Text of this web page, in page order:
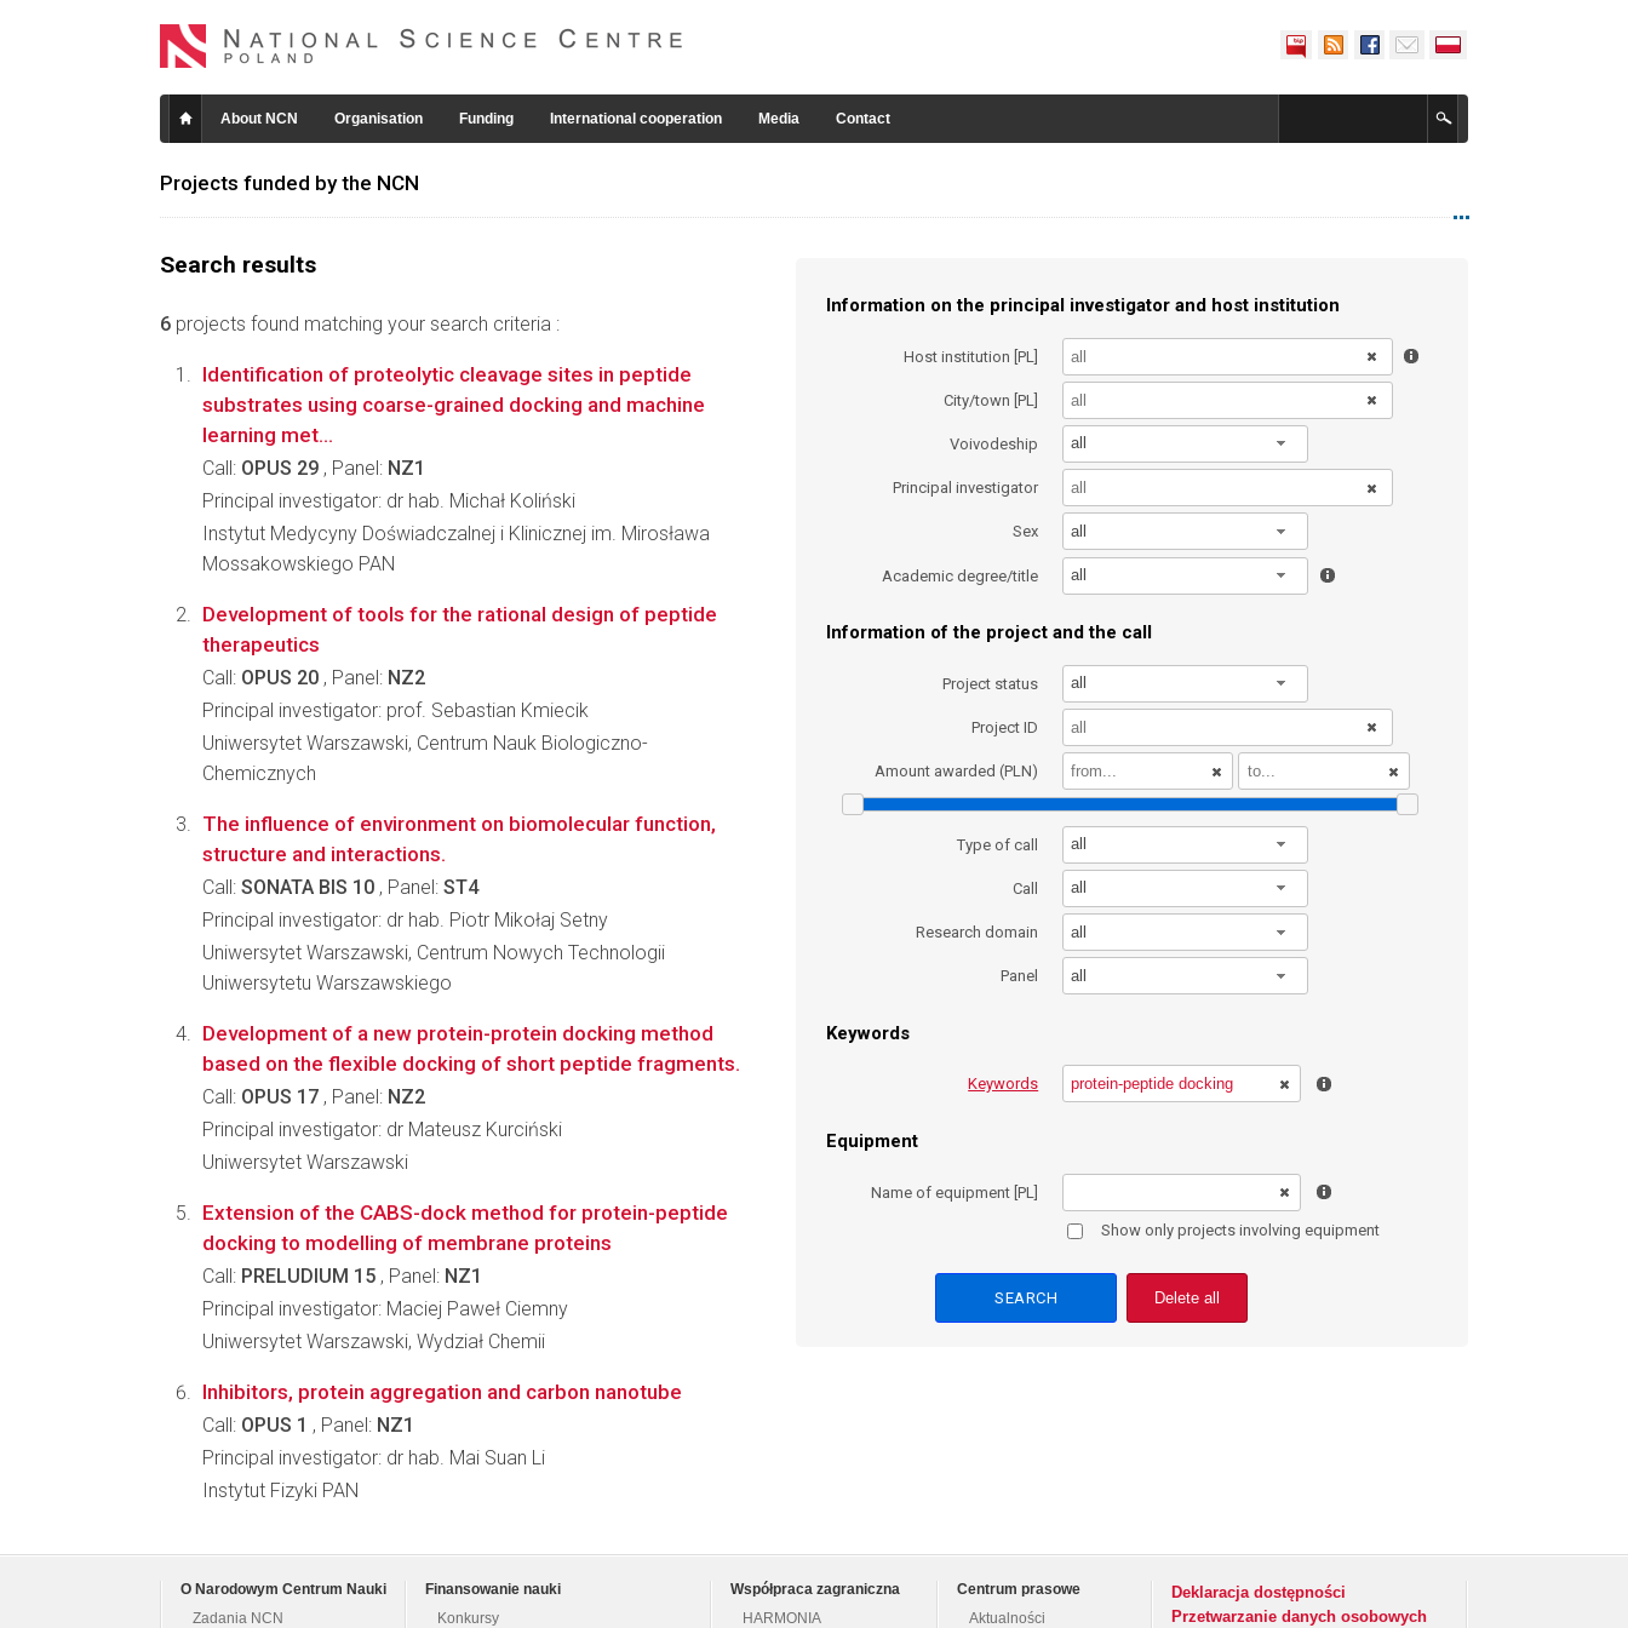
About NCN Organisation Funding International cooperation Media Contact
Projects funded by the NCN
Search results
6 projects found matching your search criteria :
Information on the principal investigator and host institution
Host institution [PL]
City/town [PL]
Voivodeship all
Principal investigator
Sex all
Academic degree/title all
Information of the project and the call
Project status all
Project ID
Amount awarded (PLN)
Type of call all
Call all
Research domain all
Panel all
Keywords
Keywords
Equipment
Name of equipment [PL]
Show only projects involving equipment
Delete all
Identification of proteolytic cleavage sites in peptide
substrates using coarse-grained docking and machine
learning met...
Call: OPUS 29 , Panel: NZ1
Principal investigator: dr hab. Michał Koliński
Instytut Medycyny Doświadczalnej i Klinicznej im. Mirosława
Mossakowskiego PAN
Development of tools for the rational design of peptide
therapeutics
Call: OPUS 20 , Panel: NZ2
Principal investigator: prof. Sebastian Kmiecik
Uniwersytet Warszawski, Centrum Nauk Biologiczno-
Chemicznych
The influence of environment on biomolecular function,
structure and interactions.
Call: SONATA BIS 10 , Panel: ST4
Principal investigator: dr hab. Piotr Mikołaj Setny
Uniwersytet Warszawski, Centrum Nowych Technologii
Uniwersytetu Warszawskiego
Development of a new protein-protein docking method
based on the flexible docking of short peptide fragments.
Call: OPUS 17 , Panel: NZ2
Principal investigator: dr Mateusz Kurciński
Uniwersytet Warszawski
Extension of the CABS-dock method for protein-peptide
docking to modelling of membrane proteins
Call: PRELUDIUM 15 , Panel: NZ1
Principal investigator: Maciej Paweł Ciemny
Uniwersytet Warszawski, Wydział Chemii
Inhibitors, protein aggregation and carbon nanotube
Call: OPUS 1 , Panel: NZ1
Principal investigator: dr hab. Mai Suan Li
Instytut Fizyki PAN
O Narodowym Centrum Nauki
Zadania NCN
Finansowanie nauki
Konkursy
Współpraca zagraniczna
HARMONIA
Centrum prasowe
Aktualności
Deklaracja dostępności
Przetwarzanie danych osobowych